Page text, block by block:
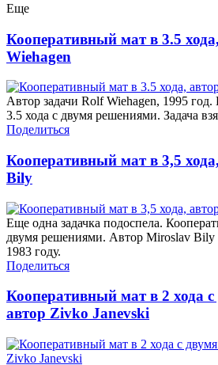
Еще
Кооперативный мат в 3.5
Wiehagen
Автор задачи Rolf Wiehagen, 1995
3.5 хода с двумя решениями. Задача
Поделиться
Кооперативный мат в 3,5
Bily
Еще одна задачка подоспела.
двумя решениями. Автор Miroslav Bily
1983 году.
Поделиться
Кооперативный мат в 2 хода
автор Zivko Janevski